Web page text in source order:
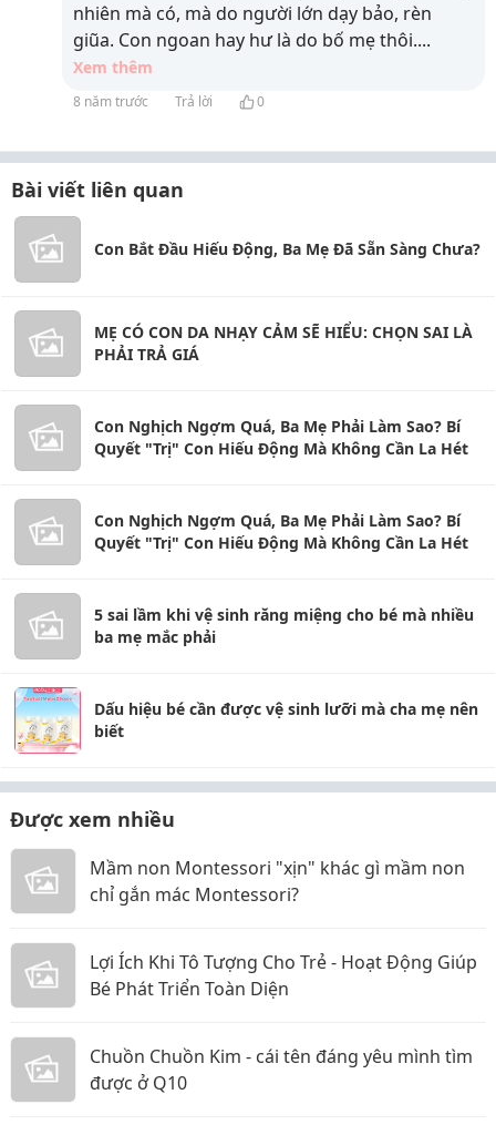
nhiên mà có, mà do người lớn dạy bảo, rèn
giũa. Con ngoan hay hư là do bố mẹ thôi....
Xem thêm
8 năm trước Trả lời 0
Bài viết liên quan
Con Bắt Đầu Hiếu Động, Ba Mẹ Đã Sẵn Sàng Chưa?
MẸ CÓ CON DA NHẠY CẢM SẼ HIỂU: CHỌN SAI LÀ
PHẢI TRẢ GIÁ
Con Nghịch Ngợm Quá, Ba Mẹ Phải Làm Sao? Bí
Quyết "Trị" Con Hiếu Động Mà Không Cần La Hét
Con Nghịch Ngợm Quá, Ba Mẹ Phải Làm Sao? Bí
Quyết "Trị" Con Hiếu Động Mà Không Cần La Hét
5 sai lầm khi vệ sinh răng miệng cho bé mà nhiều
ba mẹ mắc phải
Dấu hiệu bé cần được vệ sinh lưỡi mà cha mẹ nên
biết
Được xem nhiều
Mầm non Montessori "xịn" khác gì mầm non
chỉ gắn mác Montessori?
Lợi Ích Khi Tô Tượng Cho Trẻ - Hoạt Động Giúp
Bé Phát Triển Toàn Diện
Chuồn Chuồn Kim - cái tên đáng yêu mình tìm
được ở Q10